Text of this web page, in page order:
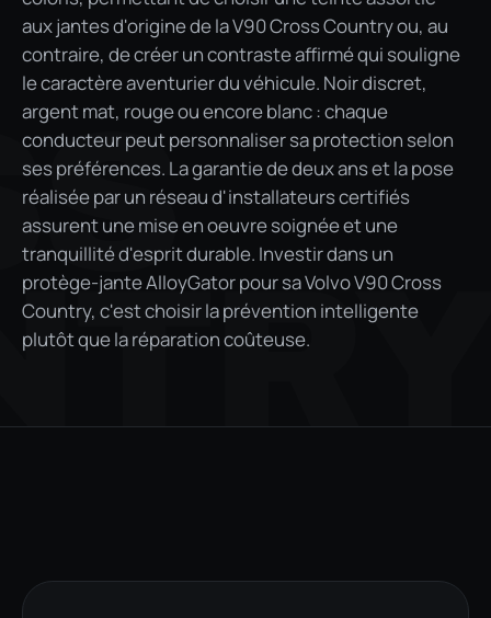
aux jantes d'origine de la V90 Cross Country ou, au
contraire, de créer un contraste affirmé qui souligne
le caractère aventurier du véhicule. Noir discret,
argent mat, rouge ou encore blanc : chaque
conducteur peut personnaliser sa protection selon
ses préférences. La garantie de deux ans et la pose
réalisée par un réseau d'installateurs certifiés
assurent une mise en oeuvre soignée et une
tranquillité d'esprit durable. Investir dans un
protège-jante AlloyGator pour sa Volvo V90 Cross
Country, c'est choisir la prévention intelligente
plutôt que la réparation coûteuse.